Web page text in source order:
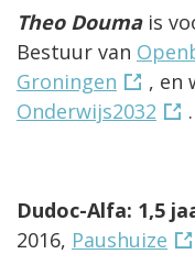
Theo Doumais
Bestuur van
Groningen
, en
Onderwijs2032
.
Dudoc-Alfa: 1,5
2016, Paushuize